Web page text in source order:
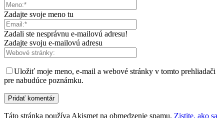
Zadajte svoje meno tu
Zadali ste nesprávnu e-mailovú adresu!
Zadajte svoju e-mailovú adresu
Uložiť moje meno, e-mail a webové stránky v tomto prehliadači
pre nabudúce poznámku.
Táto stránka používa Akismet na obmedzenie spamu. Zistite, ako sa